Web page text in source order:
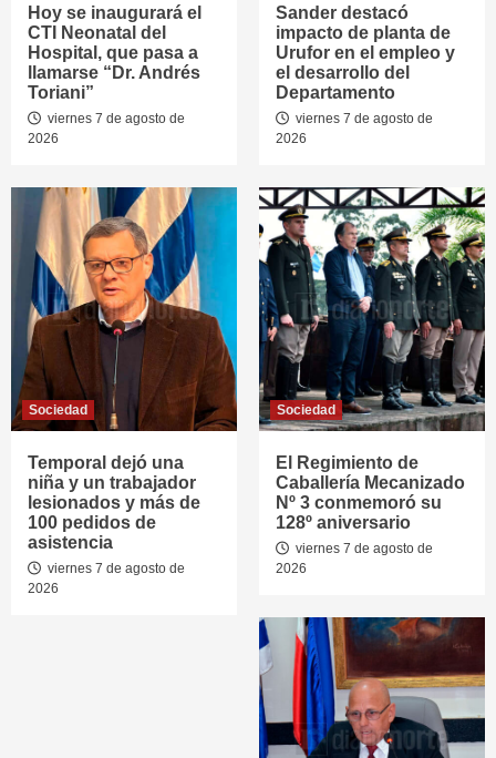
Hoy se inaugurará el
CTI Neonatal del
Hospital, que pasa a
llamarse “Dr. Andrés
Toriani”
viernes 7 de agosto de
2026
Sander destacó
impacto de planta de
Urufor en el empleo y
el desarrollo del
Departamento
viernes 7 de agosto de
2026
Sociedad
Temporal dejó una
niña y un trabajador
lesionados y más de
100 pedidos de
asistencia
viernes 7 de agosto de
2026
Sociedad
El Regimiento de
Caballería Mecanizado
Nº 3 conmemoró su
128º aniversario
viernes 7 de agosto de
2026